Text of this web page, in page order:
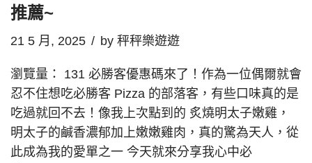
推薦~
21 5 月, 2025 by 秤秤樂遊遊
瀏覽量： 131 必勝客優惠碼來了！作為一位偶爾就會
忍不住想吃必勝客 Pizza 的部落客，有些口味真的是
吃過就回不去！像我上次點到的 炙燒明太子嫩雞，
明太子的鹹香濃郁加上嫩嫩雞肉，真的驚為天人，從
此成為我的愛單之一 今天就來分享我心中必